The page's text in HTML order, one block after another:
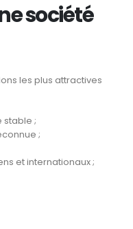
société
les plus attractives
stable ;
;
et internationaux ;